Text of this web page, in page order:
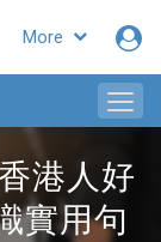
More
港人好
實用句